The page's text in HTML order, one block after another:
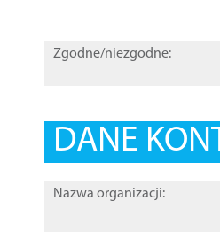
Zgodne/niezgodne:
DANE
Nazwa organizacji: